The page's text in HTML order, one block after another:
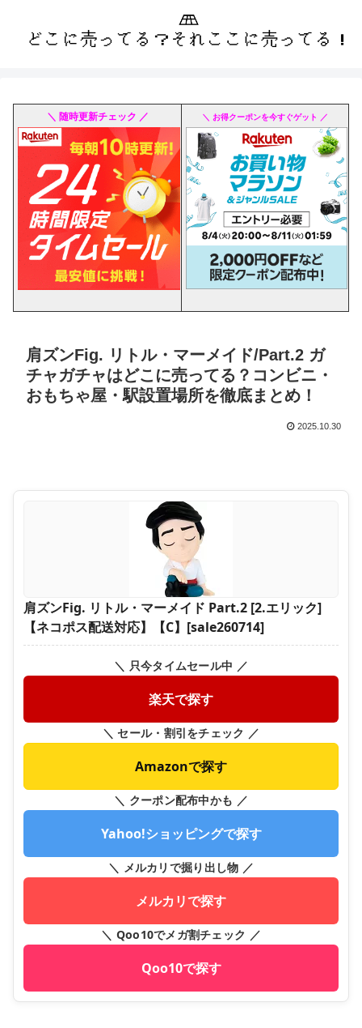
＼ 随時更新チェック ／ ＼ お得クーポンを今すぐゲット ／
肩ズンFig. リトル・マーメイド/Part.2 ガ
チャガチャはどこに売ってる？コンビニ・
おもちゃ屋・駅設置場所を徹底まとめ！
2025.10.30
肩ズンFig. リトル・マーメイド Part.2 [2.エリック]
【ネコポス配送対応】【C】[sale260714]
＼ 只今タイムセール中 ／
楽天で探す
＼ セール・割引をチェック ／
Amazonで探す
＼ クーポン配布中かも ／
Yahoo!ショッピングで探す
＼ メルカリで掘り出し物 ／
メルカリで探す
＼ Qoo10でメガ割チェック ／
Qoo10で探す